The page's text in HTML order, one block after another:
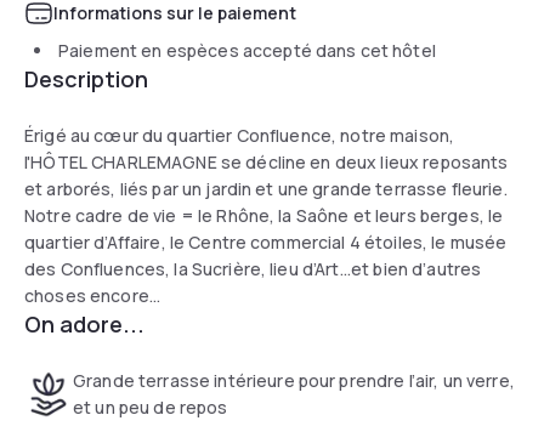
Informations sur le paiement
Paiement en espèces accepté dans cet hôtel
Description
Érigé au cœur du quartier Confluence, notre maison,
l'HÔTEL CHARLEMAGNE se décline en deux lieux reposants
et arborés, liés par un jardin et une grande terrasse fleurie.
Notre cadre de vie = le Rhône, la Saône et leurs berges, le
quartier d’Affaire, le Centre commercial 4 étoiles, le musée
des Confluences, la Sucrière, lieu d’Art...et bien d’autres
choses encore...
On adore...
Grande terrasse intérieure pour prendre l’air, un verre,
et un peu de repos